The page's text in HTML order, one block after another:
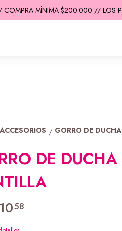
MÍNIMA $200.000 // LOS
ACCESORIOS / GORRO DE
DE
58